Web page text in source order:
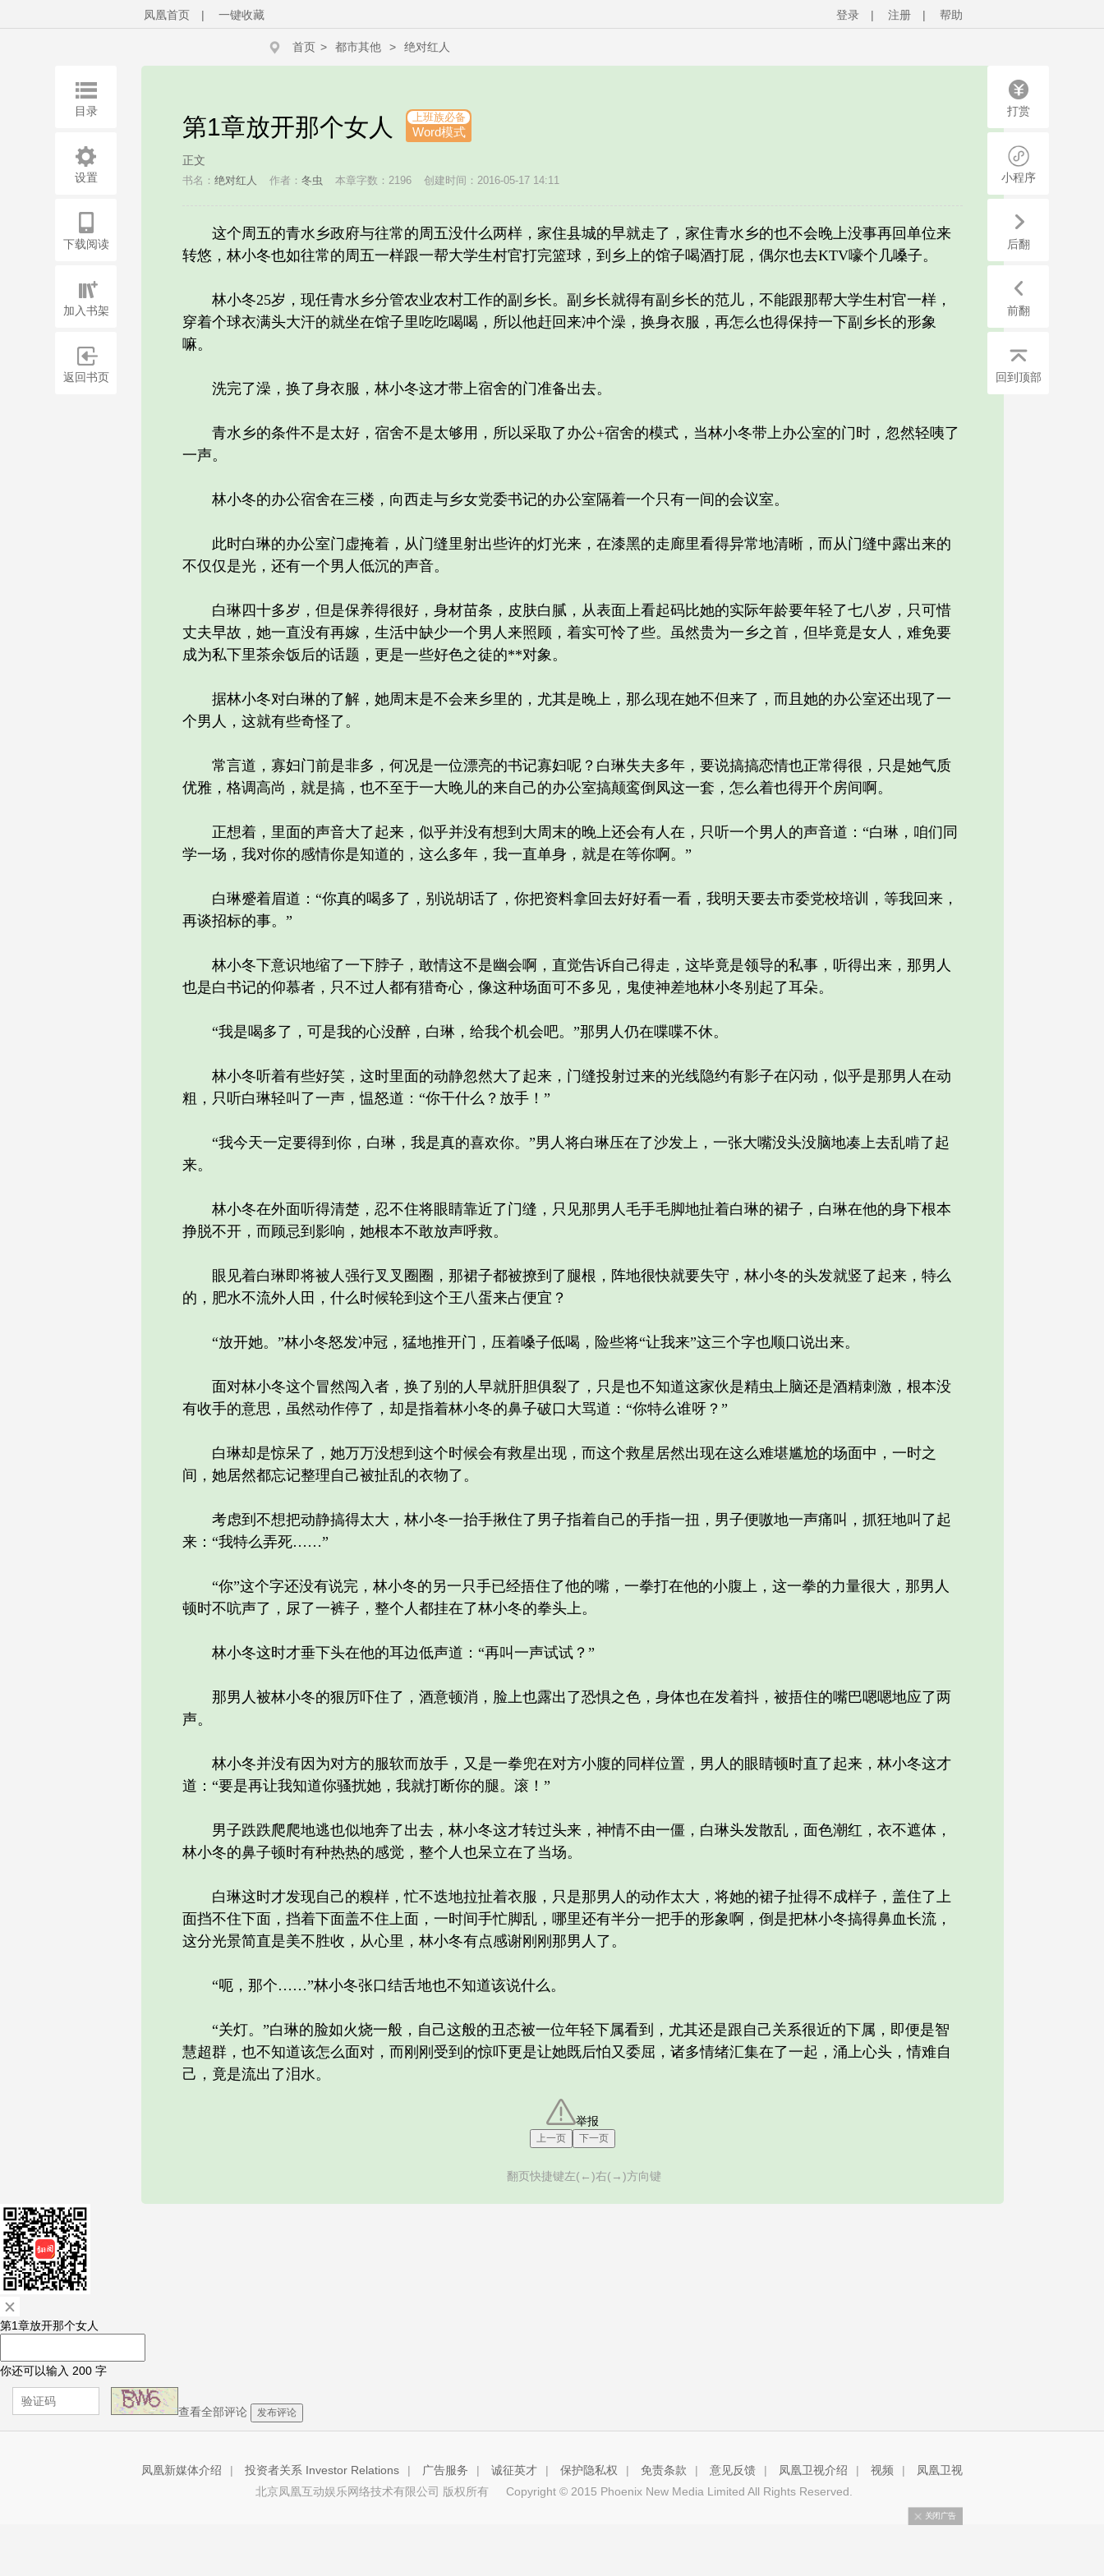
登录 | 注册 | 帮助
凤凰首页 | 一键收藏
首页 > 都市其他 > 绝对红人
第1章放开那个女人 上班族必备
Word模式
正文
书名： 绝对红人 作者： 冬虫 本章字数：2196 创建时间：2016-05-17 14:11
这个周五的青水乡政府与往常的周五没什么两样，家住县城的早就走了，家住青水乡的也不会晚上没事再回单位来
转悠，林小冬也如往常的周五一样跟一帮大学生村官打完篮球，到乡上的馆子喝酒打屁，偶尔也去KTV嚎个几嗓子。
林小冬25岁，现任青水乡分管农业农村工作的副乡长。副乡长就得有副乡长的范儿，不能跟那帮大学生村官一样，
穿着个球衣满头大汗的就坐在馆子里吃吃喝喝，所以他赶回来冲个澡，换身衣服，再怎么也得保持一下副乡长的形象
嘛。
洗完了澡，换了身衣服，林小冬这才带上宿舍的门准备出去。
青水乡的条件不是太好，宿舍不是太够用，所以采取了办公+宿舍的模式，当林小冬带上办公室的门时，忽然轻咦了
一声。
林小冬的办公宿舍在三楼，向西走与乡女党委书记的办公室隔着一个只有一间的会议室。
此时白琳的办公室门虚掩着，从门缝里射出些许的灯光来，在漆黑的走廊里看得异常地清晰，而从门缝中露出来的
不仅仅是光，还有一个男人低沉的声音。
白琳四十多岁，但是保养得很好，身材苗条，皮肤白腻，从表面上看起码比她的实际年龄要年轻了七八岁，只可惜
丈夫早故，她一直没有再嫁，生活中缺少一个男人来照顾，着实可怜了些。虽然贵为一乡之首，但毕竟是女人，难免要
成为私下里茶余饭后的话题，更是一些好色之徒的**对象。
据林小冬对白琳的了解，她周末是不会来乡里的，尤其是晚上，那么现在她不但来了，而且她的办公室还出现了一
个男人，这就有些奇怪了。
常言道，寡妇门前是非多，何况是一位漂亮的书记寡妇呢？白琳失夫多年，要说搞搞恋情也正常得很，只是她气质
优雅，格调高尚，就是搞，也不至于一大晚儿的来自己的办公室搞颠鸾倒凤这一套，怎么着也得开个房间啊。
正想着，里面的声音大了起来，似乎并没有想到大周末的晚上还会有人在，只听一个男人的声音道：“白琳，咱们同
学一场，我对你的感情你是知道的，这么多年，我一直单身，就是在等你啊。”
白琳蹙着眉道：“你真的喝多了，别说胡话了，你把资料拿回去好好看一看，我明天要去市委党校培训，等我回来，
再谈招标的事。”
林小冬下意识地缩了一下脖子，敢情这不是幽会啊，直觉告诉自己得走，这毕竟是领导的私事，听得出来，那男人
也是白书记的仰慕者，只不过人都有猎奇心，像这种场面可不多见，鬼使神差地林小冬别起了耳朵。
“我是喝多了，可是我的心没醉，白琳，给我个机会吧。”那男人仍在喋喋不休。
林小冬听着有些好笑，这时里面的动静忽然大了起来，门缝投射过来的光线隐约有影子在闪动，似乎是那男人在动
粗，只听白琳轻叫了一声，愠怒道：“你干什么？放手！”
“我今天一定要得到你，白琳，我是真的喜欢你。”男人将白琳压在了沙发上，一张大嘴没头没脑地凑上去乱啃了起
来。
林小冬在外面听得清楚，忍不住将眼睛靠近了门缝，只见那男人毛手毛脚地扯着白琳的裙子，白琳在他的身下根本
挣脱不开，而顾忌到影响，她根本不敢放声呼救。
眼见着白琳即将被人强行叉叉圈圈，那裙子都被撩到了腿根，阵地很快就要失守，林小冬的头发就竖了起来，特么
的，肥水不流外人田，什么时候轮到这个王八蛋来占便宜？
“放开她。”林小冬怒发冲冠，猛地推开门，压着嗓子低喝，险些将“让我来”这三个字也顺口说出来。
面对林小冬这个冒然闯入者，换了别的人早就肝胆俱裂了，只是也不知道这家伙是精虫上脑还是酒精刺激，根本没
有收手的意思，虽然动作停了，却是指着林小冬的鼻子破口大骂道：“你特么谁呀？”
白琳却是惊呆了，她万万没想到这个时候会有救星出现，而这个救星居然出现在这么难堪尴尬的场面中，一时之
间，她居然都忘记整理自己被扯乱的衣物了。
考虑到不想把动静搞得太大，林小冬一抬手揪住了男子指着自己的手指一扭，男子便嗷地一声痛叫，抓狂地叫了起
来：“我特么弄死……”
“你”这个字还没有说完，林小冬的另一只手已经捂住了他的嘴，一拳打在他的小腹上，这一拳的力量很大，那男人
顿时不吭声了，尿了一裤子，整个人都挂在了林小冬的拳头上。
林小冬这时才垂下头在他的耳边低声道：“再叫一声试试？”
那男人被林小冬的狠厉吓住了，酒意顿消，脸上也露出了恐惧之色，身体也在发着抖，被捂住的嘴巴嗯嗯地应了两
声。
林小冬并没有因为对方的服软而放手，又是一拳兜在对方小腹的同样位置，男人的眼睛顿时直了起来，林小冬这才
道：“要是再让我知道你骚扰她，我就打断你的腿。滚！”
男子跌跌爬爬地逃也似地奔了出去，林小冬这才转过头来，神情不由一僵，白琳头发散乱，面色潮红，衣不遮体，
林小冬的鼻子顿时有种热热的感觉，整个人也呆立在了当场。
白琳这时才发现自己的糗样，忙不迭地拉扯着衣服，只是那男人的动作太大，将她的裙子扯得不成样子，盖住了上
面挡不住下面，挡着下面盖不住上面，一时间手忙脚乱，哪里还有半分一把手的形象啊，倒是把林小冬搞得鼻血长流，
这分光景简直是美不胜收，从心里，林小冬有点感谢刚刚那男人了。
“呃，那个……”林小冬张口结舌地也不知道该说什么。
“关灯。”白琳的脸如火烧一般，自己这般的丑态被一位年轻下属看到，尤其还是跟自己关系很近的下属，即便是智
慧超群，也不知道该怎么面对，而刚刚受到的惊吓更是让她既后怕又委屈，诸多情绪汇集在了一起，涌上心头，情难自
己，竟是流出了泪水。
举报
上一页 下一页
翻页快捷键左(←)右(→)方向键
目录
设置
下载阅读
加入书架
返回书页
打赏
小程序
后翻
前翻
回到顶部
第1章放开那个女人
你还可以输入 200 字
查看全部评论 发布评论
凤凰新媒体介绍 | 投资者关系 Investor Relations | 广告服务 | 诚征英才 | 保护隐私权 | 免责条款 | 意见反馈 | 凤凰卫视介绍 | 视频 |
凤凰卫视
北京凤凰互动娱乐网络技术有限公司 版权所有
Copyright © 2015 Phoenix New Media Limited All Rights Reserved.
关闭广告